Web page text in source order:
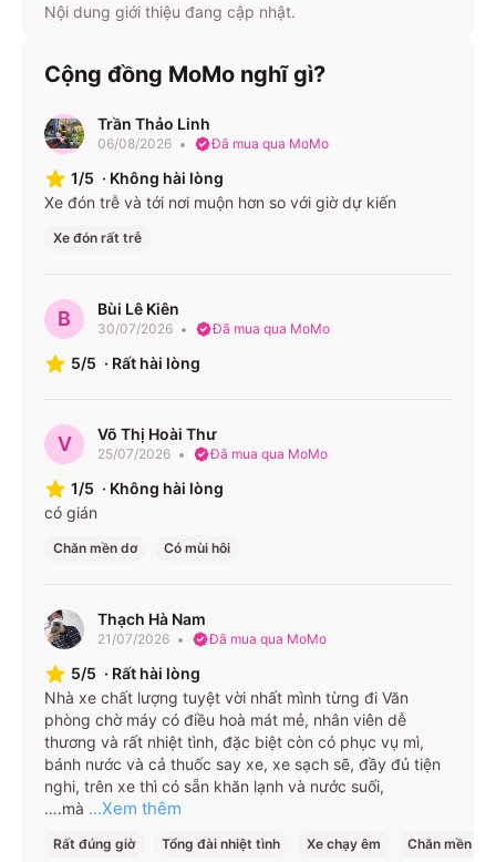
Nội dung giới thiệu đang cập nhật.
Cộng đồng MoMo nghĩ gì?
Trần Thảo Linh
06/08/2026 Đã mua qua MoMo
1/5 · Không hài lòng
Xe đón trễ và tới nơi muộn hơn so với giờ dự kiến
Xe đón rất trễ
B Bùi Lê Kiên
30/07/2026 Đã mua qua MoMo
5/5 · Rất hài lòng
V Võ Thị Hoài Thư
25/07/2026 Đã mua qua MoMo
1/5 · Không hài lòng
có gián
Chăn mền dơ Có mùi hôi
Thạch Hà Nam
21/07/2026 Đã mua qua MoMo
5/5 · Rất hài lòng
Nhà xe chất lượng tuyệt vời nhất mình từng đi Văn
phòng chờ máy có điều hoà mát mẻ, nhân viên dễ
thương và rất nhiệt tình, đặc biệt còn có phục vụ mì,
bánh nước và cả thuốc say xe, xe sạch sẽ, đầy đủ tiện
nghi, trên xe thì có sẵn khăn lạnh và nước suối,
….mà ...Xem thêm
Rất đúng giờ Tổng đài nhiệt tình Xe chạy êm Chăn mền